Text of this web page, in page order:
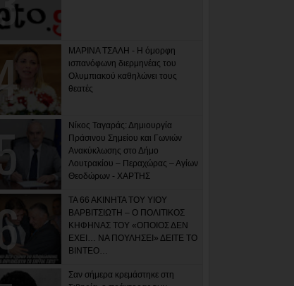
ΜΑΡΙΝΑ ΤΣΑΛΗ - Η όμορφη
ισπανόφωνη διερμηνέας του
Ολυμπιακού καθηλώνει τους
θεατές
Νίκος Ταγαράς: Δημιουργία
Πράσινου Σημείου και Γωνιών
Ανακύκλωσης στο Δήμο
Λουτρακίου – Περαχώρας – Αγίων
Θεοδώρων - ΧΑΡΤΗΣ
ΤΑ 66 ΑΚΙΝΗΤΑ ΤΟΥ ΥΙΟΥ
ΒΑΡΒΙΤΣΙΩΤΗ – Ο ΠΟΛΙΤΙΚΟΣ
ΚΗΦΗΝΑΣ ΤΟΥ «ΟΠΟΙΟΣ ΔΕΝ
ΕΧΕΙ… ΝΑ ΠΟΥΛΗΣΕΙ» ΔΕΙΤΕ ΤΟ
ΒΙΝΤΕΟ…
Σαν σήμερα κρεμάστηκε στη